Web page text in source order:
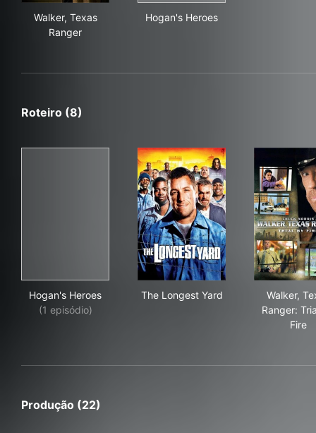
Walker, Texas
Ranger
Hogan's Heroes
Roteiro (8)
Hogan's Heroes
(1 episódio)
The Longest Yard
Walker,
Ranger:
Fire
Produção (22)